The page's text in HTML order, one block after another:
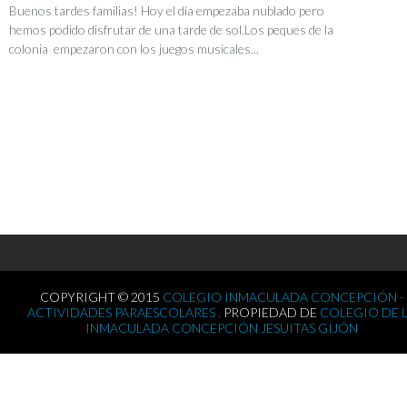
Buenos tardes familias! Hoy el día empezaba nublado pero
hemos podido disfrutar de una tarde de sol.Los peques de la
colonia empezaron con los juegos musicales...
COPYRIGHT © 2015 COLEGIO INMACULADA CONCEPCIÓN -
ACTIVIDADES PARAESCOLARES . PROPIEDAD DE COLEGIO DE
INMACULADA CONCEPCIÓN JESUITAS GIJÓN